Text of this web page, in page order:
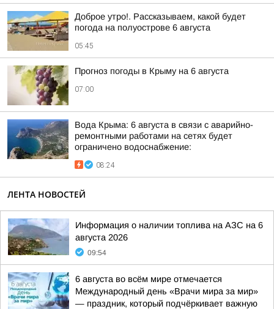
Доброе утро!. Рассказываем, какой будет
погода на полуострове 6 августа
05:45
Прогноз погоды в Крыму на 6 августа
07:00
Вода Крыма: 6 августа в связи с аварийно-
ремонтными работами на сетях будет
ограничено водоснабжение:
08:24
ЛЕНТА НОВОСТЕЙ
Информация о наличии топлива на АЗС на 6
августа 2026
09:54
6 августа во всём мире отмечается
Международный день «Врачи мира за мир»
— праздник, который подчёркивает важную